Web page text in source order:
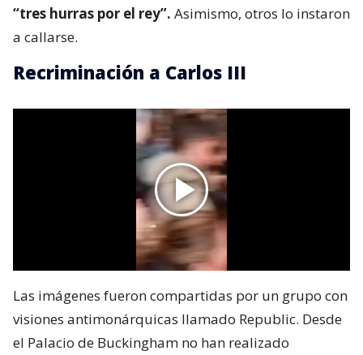
“tres hurras por el rey”. Asimismo, otros lo instaron
a callarse.
Recriminación a Carlos III
Las imágenes fueron compartidas por un grupo con
visiones antimonárquicas llamado Republic. Desde
el Palacio de Buckingham no han realizado